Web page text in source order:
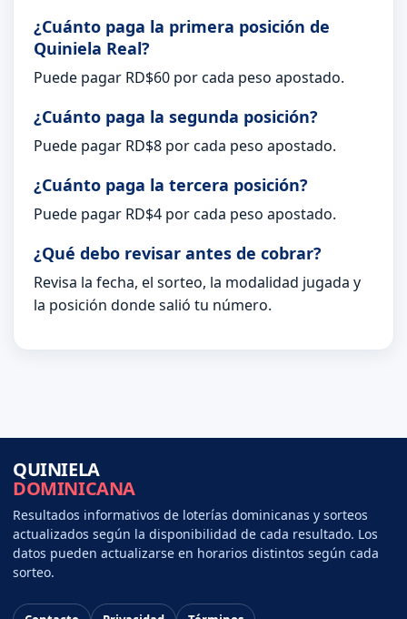
¿Cuánto paga la primera posición de
Quiniela Real?
Puede pagar RD$60 por cada peso apostado.
¿Cuánto paga la segunda posición?
Puede pagar RD$8 por cada peso apostado.
¿Cuánto paga la tercera posición?
Puede pagar RD$4 por cada peso apostado.
¿Qué debo revisar antes de cobrar?
Revisa la fecha, el sorteo, la modalidad jugada y
la posición donde salió tu número.
QUINIELA
DOMINICANA
Resultados informativos de loterías dominicanas y sorteos
actualizados según la disponibilidad de cada resultado. Los
datos pueden actualizarse en horarios distintos según cada
sorteo.